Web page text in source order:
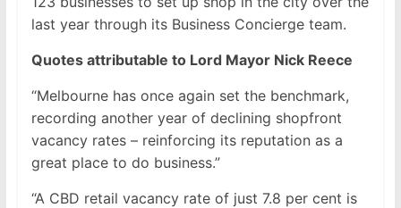
last year through its Business Concierge team.
Quotes attributable to Lord Mayor Nick Reece
“Melbourne has once again set the benchmark,
recording another year of declining shopfront
vacancy rates – reinforcing its reputation as a
great place to do business.”
“A CBD retail vacancy rate of just 7.8 per cent is